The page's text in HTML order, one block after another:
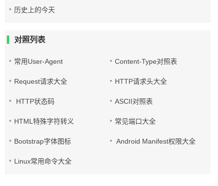
历史上的今天
对照列表
常用User-Agent Content-Type对照表
Request请求大全 HTTP请求头大全
HTTP状态码 ASCII对照表
HTML特殊字符转义 常见端口大全
Bootstrap字体图标 Android Manifest权限大全
Linux常用命令大全